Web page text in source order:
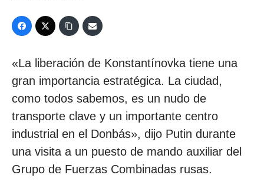
«La liberación de Konstantínovka tiene una
gran importancia estratégica. La ciudad,
como todos sabemos, es un nudo de
transporte clave y un importante centro
industrial en el Donbás», dijo Putin durante
una visita a un puesto de mando auxiliar del
Grupo de Fuerzas Combinadas rusas.